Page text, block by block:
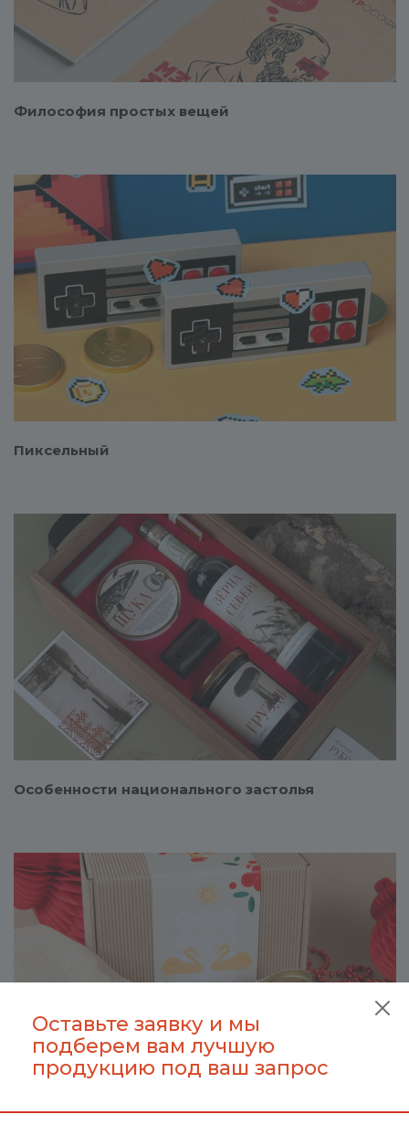
Философия простых вещей
Смотреть проект
Пиксельный
Смотреть проект
Особенности национального застолья
Смотреть проект
Оставьте заявку и мы
подберем вам лучшую
продукцию под ваш запрос